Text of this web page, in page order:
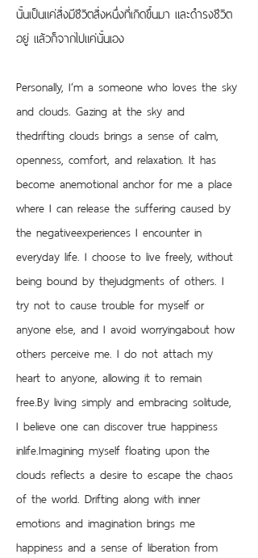
นั้นเป็นแค่สิ่งมีชีวิตสิ่งหนึ่งที่เกิดขึ้นมา และดำรงชีวิต
อยู่ แล้วก็จากไปแค่นั้นเอง
Personally, I‘m a someone who loves the sky
and clouds. Gazing at the sky and
thedrifting clouds brings a sense of calm,
openness, comfort, and relaxation. It has
become anemotional anchor for me a place
where I can release the suffering caused by
the negativeexperiences I encounter in
everyday life. I choose to live freely, without
being bound by thejudgments of others. I
try not to cause trouble for myself or
anyone else, and I avoid worryingabout how
others perceive me. I do not attach my
heart to anyone, allowing it to remain
free.By living simply and embracing solitude,
I believe one can discover true happiness
inlife.Imagining myself floating upon the
clouds reflects a desire to escape the chaos
of the world. Drifting along with inner
emotions and imagination brings me
happiness and a sense of liberation from